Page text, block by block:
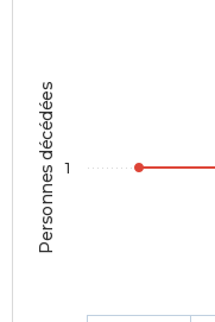
Personnes décédées 1